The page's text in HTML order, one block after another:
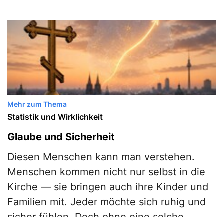
Mehr zum Thema
Statistik und Wirklichkeit
Glaube und Sicherheit
Diesen Menschen kann man verstehen.
Menschen kommen nicht nur selbst in die
Kirche — sie bringen auch ihre Kinder und
Familien mit. Jeder möchte sich ruhig und